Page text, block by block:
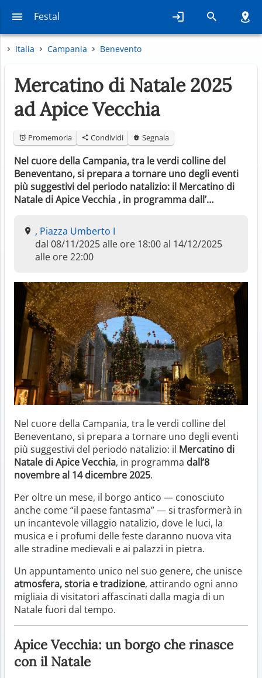
Festal
Italia Campania Benevento
Mercatino di Natale 2025
ad Apice Vecchia
Promemoria Condividi Segnala
Nel cuore della Campania, tra le verdi colline del
Beneventano, si prepara a tornare uno degli eventi
più suggestivi del periodo natalizio: il Mercatino di
Natale di Apice Vecchia , in programma dall’…
, Piazza Umberto I
dal 08/11/2025 alle ore 18:00 al 14/12/2025
alle ore 22:00
Nel cuore della Campania, tra le verdi colline del
Beneventano, si prepara a tornare uno degli eventi
più suggestivi del periodo natalizio: il Mercatino di
Natale di Apice Vecchia, in programma dall’8
novembre al 14 dicembre 2025.
Per oltre un mese, il borgo antico — conosciuto
anche come “il paese fantasma” — si trasformerà in
un incantevole villaggio natalizio, dove le luci, la
musica e i profumi delle feste daranno nuova vita
alle stradine medievali e ai palazzi in pietra.
Un appuntamento unico nel suo genere, che unisce
atmosfera, storia e tradizione, attirando ogni anno
migliaia di visitatori affascinati dalla magia di un
Natale fuori dal tempo.
Apice Vecchia: un borgo che rinasce
con il Natale